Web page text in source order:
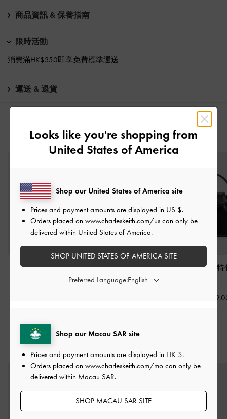
商品資訊 & 保養指南
限時活動
消費滿HK$350即享免費標準運送
運送 & 退貨
猜你喜歡
Aubrielle 鱷魚紋手提包
Briony 弧形摺疊短銀包
-黑色
Dalia 手提托
推薦搭配
Looks like you're shopping from
United States of America
Shop our Macau SAR site
Prices and payment amounts are displayed in HK $.
Orders placed on www.charleskeith.com/mo can only be
delivered within Macau SAR.
SHOP MACAU SAR SITE
Shop our United States of America site
Prices and payment amounts are displayed in US $.
Orders placed on www.charleskeith.com/us can only be
delivered within United States of America.
SHOP UNITED STATES OF AMERICA SITE
Preferred Language: